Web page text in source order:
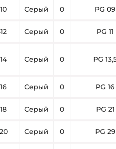
Серый 0 PG 09
Серый 0 PG 11
Серый 0 PG
Серый 0 PG 16
Серый 0 PG 21
Серый 0 PG 29